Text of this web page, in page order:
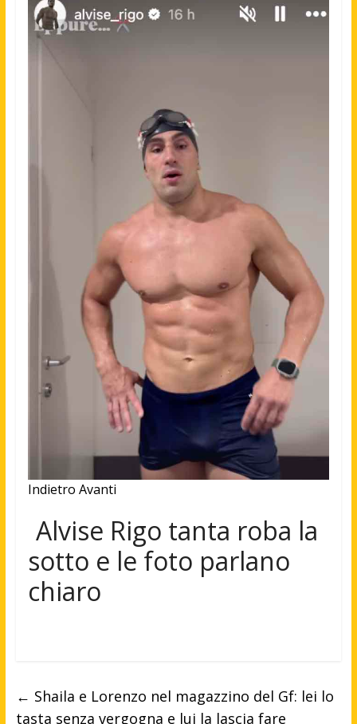
Indietro Avanti
Alvise Rigo tanta roba la
sotto e le foto parlano
chiaro
← Shaila e Lorenzo nel magazzino del Gf: lei lo
tasta senza vergogna e lui la lascia fare